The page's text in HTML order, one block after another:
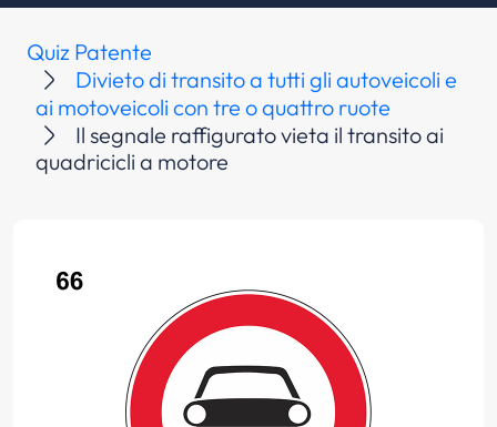
Quiz Patente
Divieto di transito a tutti gli autoveicoli e
ai motoveicoli con tre o quattro ruote
Il segnale raffigurato vieta il transito ai
quadricicli a motore